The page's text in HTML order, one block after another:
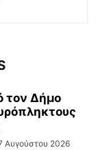
τον Δήμο
Αυγούστου 2026